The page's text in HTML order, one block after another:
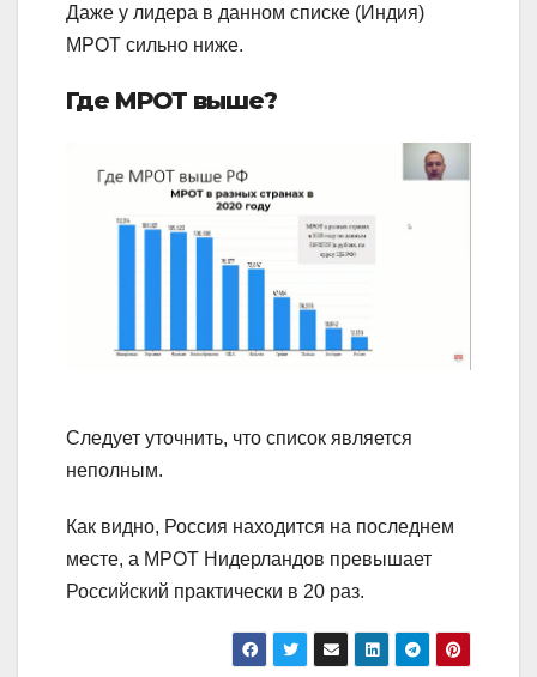
Даже у лидера в данном списке (Индия)
МРОТ сильно ниже.
Где МРОТ выше?
Следует уточнить, что список является
неполным.
Как видно, Россия находится на последнем
месте, а МРОТ Нидерландов превышает
Российский практически в 20 раз.